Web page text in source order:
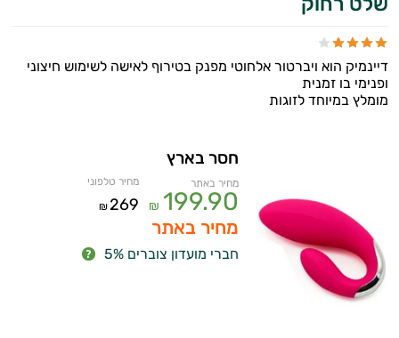
דיינמיק הוא ויברטור אלחוטי מפנק בטירוף לאישה לשימוש חיצוני
ופנימי בו זמנית
מומלץ במיוחד לזוגות
חסר בארץ
מחיר באתר
199.90
₪
מחיר טלפוני
269
₪
מחיר באתר
חברי מועדון צוברים 5%